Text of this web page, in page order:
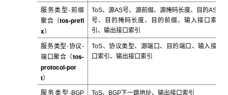
服务类型-前缀
聚合（tos-prefi
x）
ToS、源AS号、源前缀、源掩码长度、目的AS
号、目的掩码长度、目的前缀、输入接口索
引、输出接口索引
服务类型-协议-
端口聚合（tos-
protocol-por
t）
ToS、协议类型、源端口、目的端口、输入接
口索引、输出接口索引
服务类型-BGP
ToS、BGP下一跳地址、输出接口索引